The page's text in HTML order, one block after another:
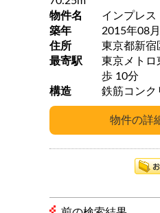
物件名
インプレス
築年
2015年08月
住所
東京都新宿
最寄駅
東京メトロ東
歩 10分
構造
鉄筋コンク